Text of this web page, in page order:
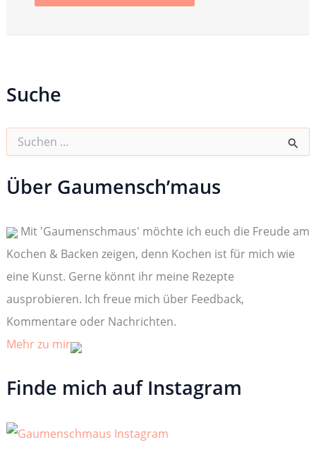
Suche
h
e
a
c
h
:
Über Gaumensch’maus
Mit 'Gaumenschmaus' möchte ich euch die Freude am
Kochen & Backen zeigen, denn Kochen ist für mich wie
eine Kunst. Gerne könnt ihr meine Rezepte
ausprobieren. Ich freue mich über Feedback,
Kommentare oder Nachrichten.
Mehr zu mir
Finde mich auf Instagram